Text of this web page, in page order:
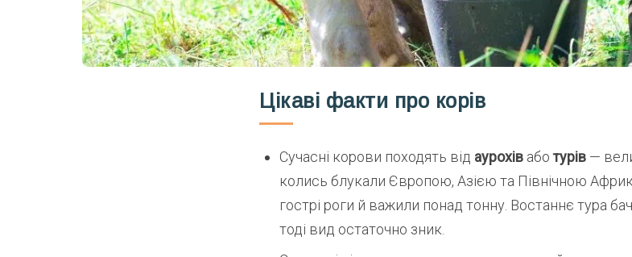
Цікаві факти про корів
Сучасні корови походять від аурохів аботурів —
колись блукали Європою, Азією та Північною
гострі роги й важили понад тонну. Востаннє тура
тоді вид остаточно зник.